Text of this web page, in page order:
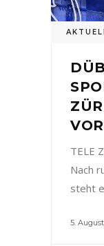
TELE
Nach
steht
5.